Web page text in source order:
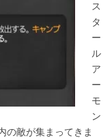
ス
タ
ー
ル
ア
ー
モ
ン
の敵が集まってきま